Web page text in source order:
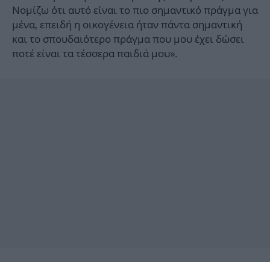
Νομίζω ότι αυτό είναι το πιο σημαντικό πράγμα για
μένα, επειδή η οικογένεια ήταν πάντα σημαντική
και το σπουδαιότερο πράγμα που μου έχει δώσει
ποτέ είναι τα τέσσερα παιδιά μου».